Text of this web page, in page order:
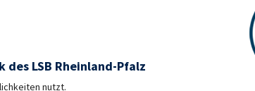
LSB Rheinland-Pfalz
nutzt.